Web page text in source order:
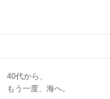
40代から、
もう一度、海へ。